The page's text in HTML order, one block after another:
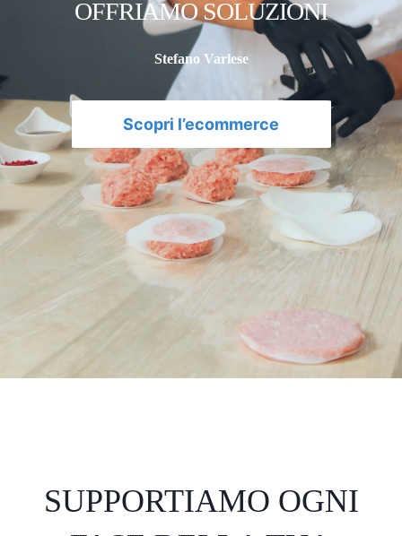
OFFRIAMO SOLUZIONI
Stefano Varlese
Scopri l’ecommerce
SUPPORTIAMO OGNI